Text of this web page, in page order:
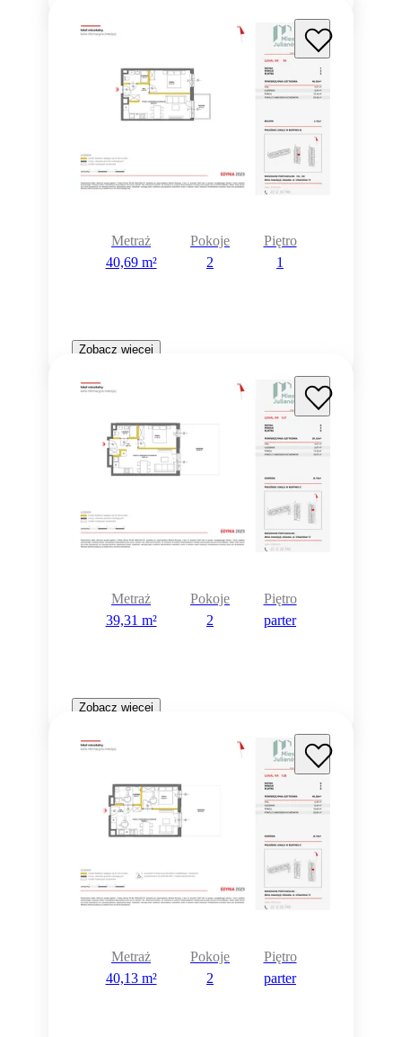
Metraż
40,69 m²
Pokoje
2
Piętro
1
Zobacz więcej
Metraż
39,31 m²
Pokoje
2
Piętro
parter
Zobacz więcej
Metraż
40,13 m²
Pokoje
2
Piętro
parter